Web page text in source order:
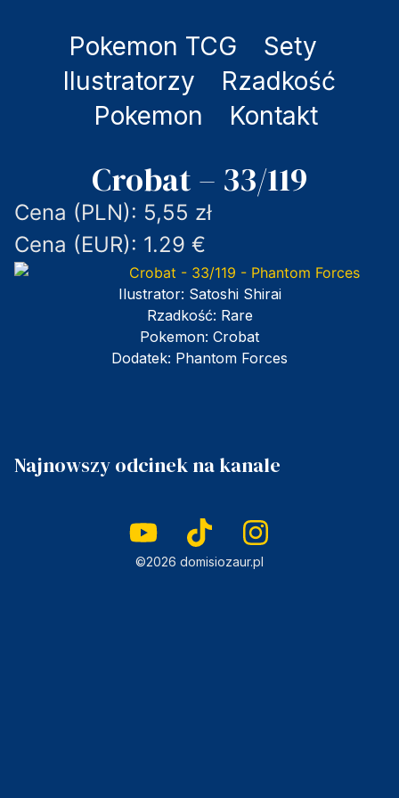
Pokemon TCG
Sety
Ilustratorzy
Rzadkość
Pokemon
Kontakt
Crobat – 33/119
Cena (PLN): 5,55 zł
Cena (EUR): 1.29 €
Ilustrator: Satoshi Shirai
Rzadkość: Rare
Pokemon: Crobat
Dodatek: Phantom Forces
Najnowszy odcinek na kanale
©2026 domisiozaur.pl